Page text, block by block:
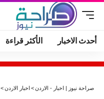
أحدث الاخبار الأكثر قراءة
صراحة نيوز | اخبار - الاردن> اخبار الاردن>